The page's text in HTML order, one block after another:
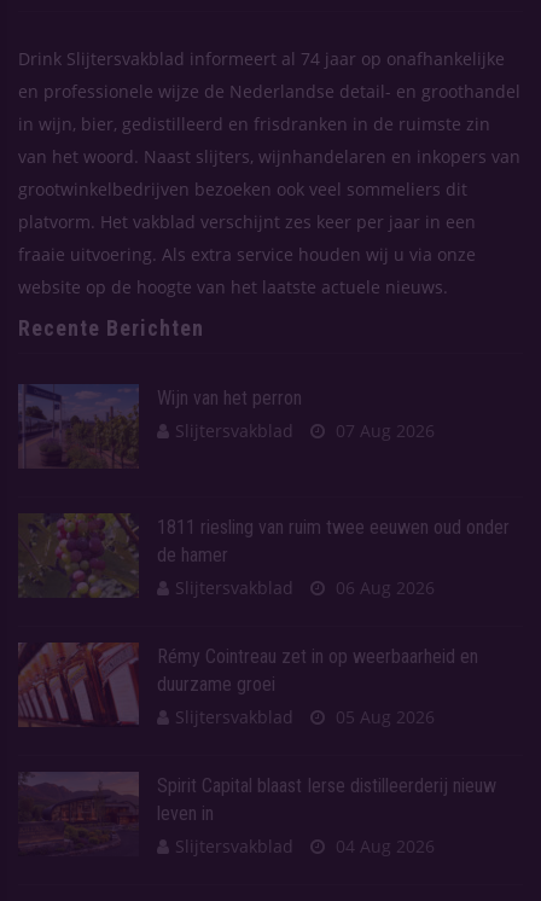
Drink Slijtersvakblad informeert al 74 jaar op onafhankelijke
en professionele wijze de Nederlandse detail- en groothandel
in wijn, bier, gedistilleerd en frisdranken in de ruimste zin
van het woord. Naast slijters, wijnhandelaren en inkopers van
grootwinkelbedrijven bezoeken ook veel sommeliers dit
platvorm. Het vakblad verschijnt zes keer per jaar in een
fraaie uitvoering. Als extra service houden wij u via onze
website op de hoogte van het laatste actuele nieuws.
Recente Berichten
Wijn van het perron
Slijtersvakblad
07 Aug 2026
1811 riesling van ruim twee eeuwen oud onder
de hamer
Slijtersvakblad
06 Aug 2026
Rémy Cointreau zet in op weerbaarheid en
duurzame groei
Slijtersvakblad
05 Aug 2026
Spirit Capital blaast Ierse distilleerderij nieuw
leven in
Slijtersvakblad
04 Aug 2026